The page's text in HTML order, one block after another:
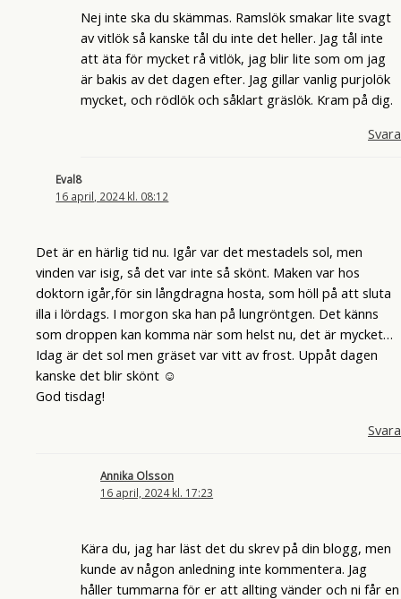
Nej inte ska du skämmas. Ramslök smakar lite svagt
av vitlök så kanske tål du inte det heller. Jag tål inte
att äta för mycket rå vitlök, jag blir lite som om jag
är bakis av det dagen efter. Jag gillar vanlig purjolök
mycket, och rödlök och såklart gräslök. Kram på dig.
Svara
Eval8
16 april, 2024 kl. 08:12
Det är en härlig tid nu. Igår var det mestadels sol, men
vinden var isig, så det var inte så skönt. Maken var hos
doktorn igår,för sin långdragna hosta, som höll på att sluta
illa i lördags. I morgon ska han på lungröntgen. Det känns
som droppen kan komma när som helst nu, det är mycket…
Idag är det sol men gräset var vitt av frost. Uppåt dagen
kanske det blir skönt ☺️
God tisdag!
Svara
Annika Olsson
16 april, 2024 kl. 17:23
Kära du, jag har läst det du skrev på din blogg, men
kunde av någon anledning inte kommentera. Jag
håller tummarna för er att allting vänder och ni får en